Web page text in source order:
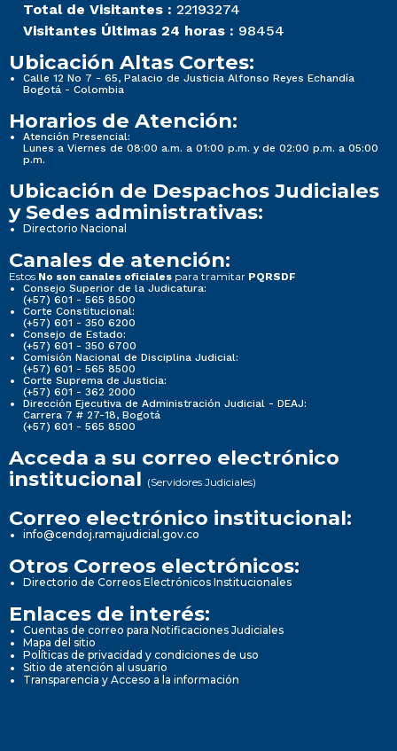
Total de Visitantes : 22193274
Visitantes Últimas 24 horas : 98454
Ubicación Altas Cortes:
Calle 12 No 7 - 65, Palacio de Justicia Alfonso Reyes Echandía
Bogotá - Colombia
Horarios de Atención:
Atención Presencial:
Lunes a Viernes de 08:00 a.m. a 01:00 p.m. y de 02:00 p.m. a 05:00
p.m.
Ubicación de Despachos Judiciales
y Sedes administrativas:
Directorio Nacional
Canales de atención:
Estos No son canales oficiales para tramitar PQRSDF
Consejo Superior de la Judicatura:
(+57) 601 - 565 8500
Corte Constitucional:
(+57) 601 - 350 6200
Consejo de Estado:
(+57) 601 - 350 6700
Comisión Nacional de Disciplina Judicial:
(+57) 601 - 565 8500
Corte Suprema de Justicia:
(+57) 601 - 362 2000
Dirección Ejecutiva de Administración Judicial - DEAJ:
Carrera 7 # 27-18, Bogotá
(+57) 601 - 565 8500
Acceda a su correo electrónico
institucional (Servidores Judiciales)
Correo electrónico institucional:
info@cendoj.ramajudicial.gov.co
Otros Correos electrónicos:
Directorio de Correos Electrónicos Institucionales
Enlaces de interés:
Cuentas de correo para Notificaciones Judiciales
Mapa del sitio
Políticas de privacidad y condiciones de uso
Sitio de atención al usuario
Transparencia y Acceso a la información